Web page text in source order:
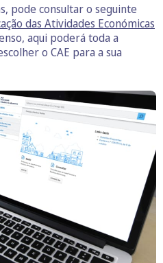
pode consultar o seguinte
das Atividades Económicas
aqui poderá toda a
o CAE para a sua